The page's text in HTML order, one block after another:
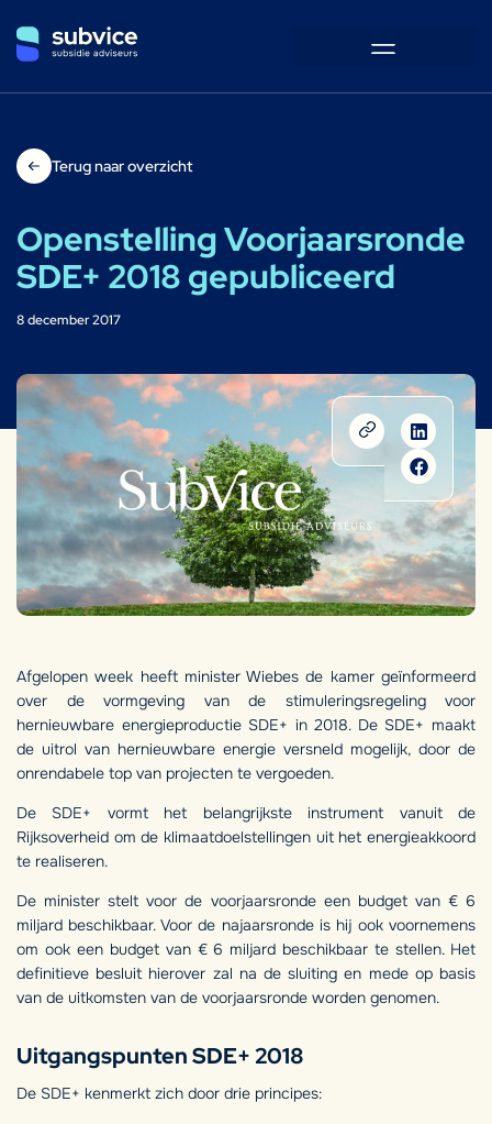
Terug naar overzicht
Openstelling Voorjaarsronde
SDE+ 2018 gepubliceerd
8 december 2017
Afgelopen week heeft minister Wiebes de kamer geïnformeerd
over de vormgeving van de stimuleringsregeling voor
hernieuwbare energieproductie SDE+ in 2018. De SDE+ maakt
de uitrol van hernieuwbare energie versneld mogelijk, door de
onrendabele top van projecten te vergoeden.
De SDE+ vormt het belangrijkste instrument vanuit de
Rijksoverheid om de klimaatdoelstellingen uit het energieakkoord
te realiseren.
De minister stelt voor de voorjaarsronde een budget van € 6
miljard beschikbaar. Voor de najaarsronde is hij ook voornemens
om ook een budget van € 6 miljard beschikbaar te stellen. Het
definitieve besluit hierover zal na de sluiting en mede op basis
van de uitkomsten van de voorjaarsronde worden genomen.
Uitgangspunten SDE+ 2018
De SDE+ kenmerkt zich door drie principes: